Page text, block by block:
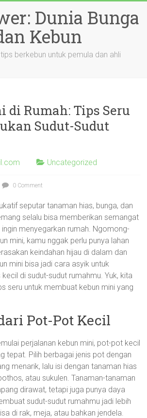
Dunia Bunga
Kebun
berkebun untuk pemula dan ahli
di Rumah: Tips Seru
Sudut-Sudut
Uncategorized
0 Comment
seputar tanaman hias, bunga, dan
selalu bisa memberikan semangat
menyegarkan rumah. Ngomong-
mini, kamu nggak perlu punya lahan
keindahan hijau di dalam dan
mini bisa jadi cara asyik untuk
di sudut-sudut rumahmu. Yuk, kita
seru untuk membuat kebun mini yang
Pot-Pot Kecil
perjalanan kebun mini, pot-pot kecil
tepat. Pilih berbagai jenis pot dengan
menarik, lalu isi dengan tanaman hias
atau sukulen. Tanaman-tanaman
dirawat, tetapi juga punya daya
sudut-sudut rumahmu jadi lebih
di rak, meja, atau bahkan jendela.